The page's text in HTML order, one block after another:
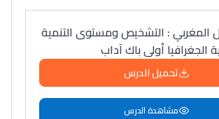
المغربي : التشخيص ومستوى التنمية
الجغرافيا أولى باك آداب
تحميل الدرس
مشاهدة الدرس